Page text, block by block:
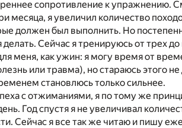
сопротивление к упражнению.
месяца, я увеличил количество
должен был выполнить. Но
Сейчас я тренируюсь от трех
меня, как ужин: я могу время от
или травма), но стараюсь этого
становлюсь только сильнее.
с отжиманиями, я по тому же
Год спустя я не увеличивал
Сейчас я все так же читаю и пишу